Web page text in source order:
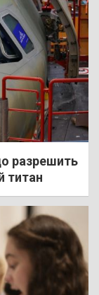
разрешить
титан